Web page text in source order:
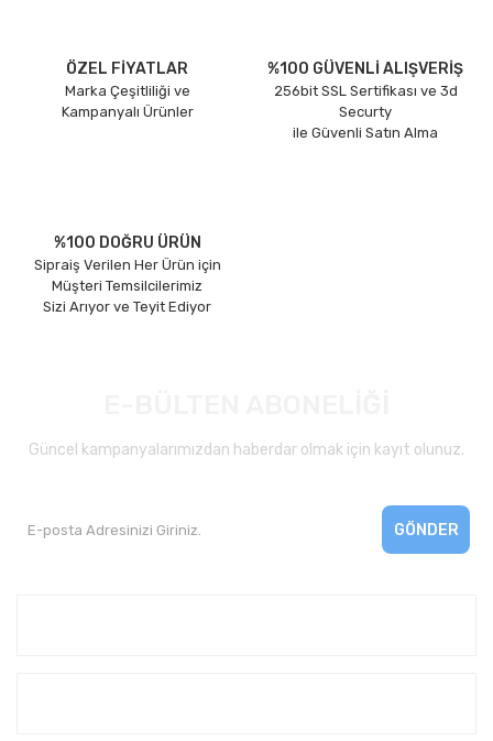
ÖZEL FİYATLAR
Marka Çeşitliliği ve
Kampanyalı Ürünler
%100 GÜVENLİ ALIŞVERİŞ
256bit SSL Sertifikası ve 3d
Securty
ile Güvenli Satın Alma
%100 DOĞRU ÜRÜN
Sipraiş Verilen Her Ürün için
Müşteri Temsilcilerimiz
Sizi Arıyor ve Teyit Ediyor
Güncel kampanyalarımızdan haberdar olmak için kayıt olunuz.
GÖNDER